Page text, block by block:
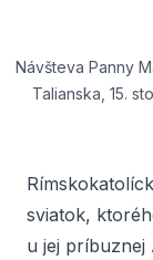
Návšteva Panny
Talianska, 15.
sviatok,
u jej príbuznej